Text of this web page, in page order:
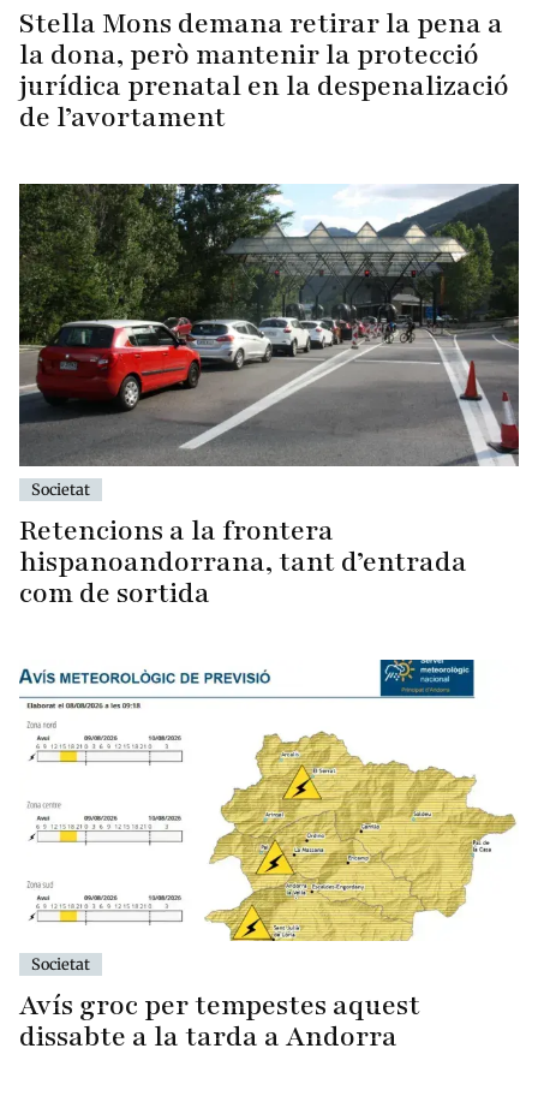
Stella Mons demana retirar la pena a
la dona, però mantenir la protecció
jurídica prenatal en la despenalizació
de l’avortament
Societat
Retencions a la frontera
hispanoandorrana, tant d’entrada
com de sortida
Societat
Avís groc per tempestes aquest
dissabte a la tarda a Andorra